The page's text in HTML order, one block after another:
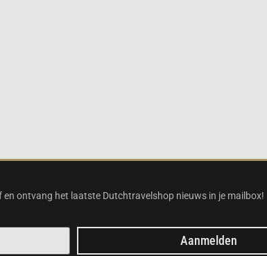
en ontvang het laatste Dutchtravelshop nieuws in je mailbox!
Aanmelden